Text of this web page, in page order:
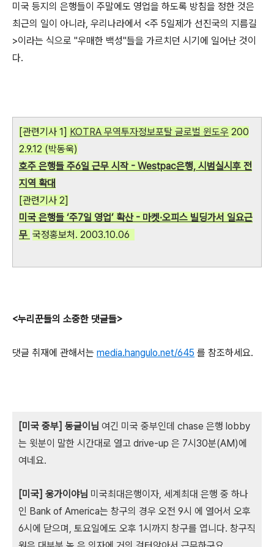
미국 등지의 은행들이 주말에도 영업을 하도록 방침을 정한 것은
최근의 일이 아니라, 우리나라에서 <주 5일제가 선진국의 지름길
>이라는 식으로 "우매한 백성"들을 가르치던 시기에 일어난 것이
다.
[관련기사 1] KOTRA 무역투자정보포탈 글로벌 윈도우 200
2.9.12 (박동욱)
호주 은행들 주6일 근무 시작 - Westpac은행, 시범실시후 전
지역 확대
[관련기사 2]
미국 은행들 ‘주7일 영업’ 확산 - 마켓·오피스 빌딩가서 일요근
무 국정홍보처. 2003.10.06
<누리꾼들의 소중한 댓글들>
댓글 취재에 관해서는 media.hangulo.net/645 를 참조하세요.
[미국 중부] 동글이님 여긴 미국 중부인데 chase 은행 lobby
는 윗분이 말한 시간대로 열고 drive-up 은 7시30분(AM)에
여네요.
[미국] 웅가이야님 미국최대은행이자, 세계최대 은행 중 하나
인 Bank of America는 창구의 경우 오전 9시 에 열어서 오후
6시에 닫으며, 토요일에도 오후 1시까지 창구를 엽니다. 창구직